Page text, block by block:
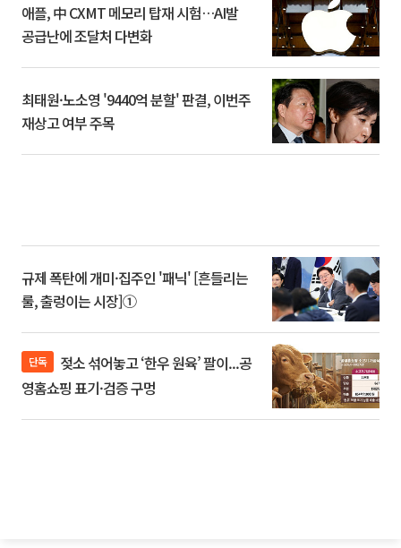
애플, 中 CXMT 메모리 탑재 시험…AI발
공급난에 조달처 다변화
최태원·노소영 '9440억 분할' 판결, 이번주
재상고 여부 주목
규제 폭탄에 개미·집주인 '패닉' [흔들리는
룰, 출렁이는 시장]①
단독
영홈쇼핑 표기·검증 구멍